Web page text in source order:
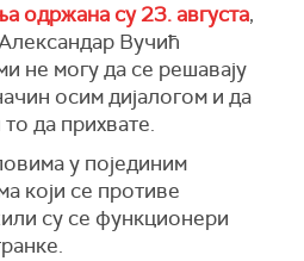
одржана су 23. августа,
Вучић
не могу да се решавају
осим дијалогом и да
да прихвате.
у појединим
који се противе
су се функционери